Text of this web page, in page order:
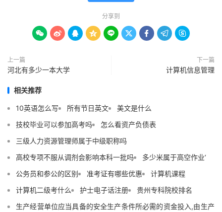
分享到
        
上一篇
河北有多少一本大学
下一篇
计算机信息管理
相关推荐
10英语怎么写 所有节日英文
美文是什么
技校毕业可以参加高考吗
怎么看资产负债表
三级人力资源管理师属于中级职称吗
高校专项不服从调剂会影响本科一批吗
多少米属于高空作业‘
公务员和参公的区别
准考证有哪些优惠
计算机课程
计算机二级考什么
护士电子话注册
贵州专科院校排名
生产经营单位应当具备的安全生产条件所必需的资金投入,由生产